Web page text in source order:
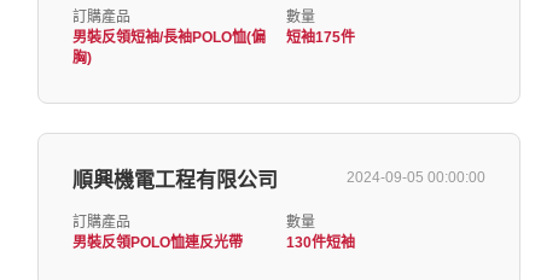
訂購產品
男裝反領短袖/長袖POLO恤(偏
胸)
數量
短袖175件
順興機電工程有限公司 2024-09-05 00:00:00
訂購產品
男裝反領POLO恤連反光帶
數量
130件短袖